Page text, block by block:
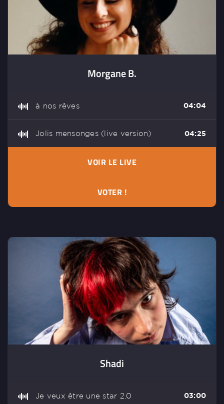
Morgane B.
à nos rêves 04:04
Jolis mensonges (live version) 04:25
VOIR LE LIVE
VOTER !
Shadi
Je veux être une star 2.0 03:00